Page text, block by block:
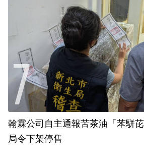
翰霖公司自主通報苦茶油「苯駢
局令下架停售